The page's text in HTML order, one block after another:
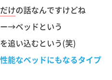
けの話なんですけどね
→ベッドという
追い込むという(笑)
能なベッドにもなるタイプ